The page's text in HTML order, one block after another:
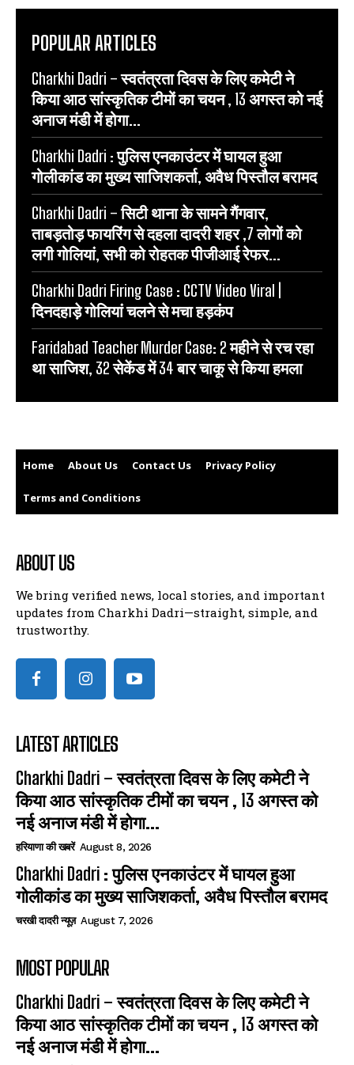
POPULAR ARTICLES
Charkhi Dadri – स्वतंत्रता दिवस के लिए कमेटी ने
किया आठ सांस्कृतिक टीमों का चयन , 13 अगस्त को नई
अनाज मंडी में होगा...
Charkhi Dadri : पुलिस एनकाउंटर में घायल हुआ
गोलीकांड का मुख्य साजिशकर्ता, अवैध पिस्तौल बरामद
Charkhi Dadri – सिटी थाना के सामने गैंगवार,
ताबड़तोड़ फायरिंग से दहला दादरी शहर ,7 लोगों को
लगी गोलियां, सभी को रोहतक पीजीआई रेफर...
Charkhi Dadri Firing Case : CCTV Video Viral |
दिनदहाड़े गोलियां चलने से मचा हड़कंप
Faridabad Teacher Murder Case: 2 महीने से रच रहा
था साजिश, 32 सेकेंड में 34 बार चाकू से किया हमला
Home About Us Contact Us Privacy Policy
Terms and Conditions
ABOUT US
We bring verified news, local stories, and important
updates from Charkhi Dadri—straight, simple, and
trustworthy.
LATEST ARTICLES
Charkhi Dadri – स्वतंत्रता दिवस के लिए कमेटी ने
किया आठ सांस्कृतिक टीमों का चयन , 13 अगस्त को
नई अनाज मंडी में होगा...
हरियाणा की खबरें August 8, 2026
Charkhi Dadri : पुलिस एनकाउंटर में घायल हुआ
गोलीकांड का मुख्य साजिशकर्ता, अवैध पिस्तौल बरामद
चरखी दादरी न्यूज़ August 7, 2026
MOST POPULAR
Charkhi Dadri – स्वतंत्रता दिवस के लिए कमेटी ने
किया आठ सांस्कृतिक टीमों का चयन , 13 अगस्त को
नई अनाज मंडी में होगा...